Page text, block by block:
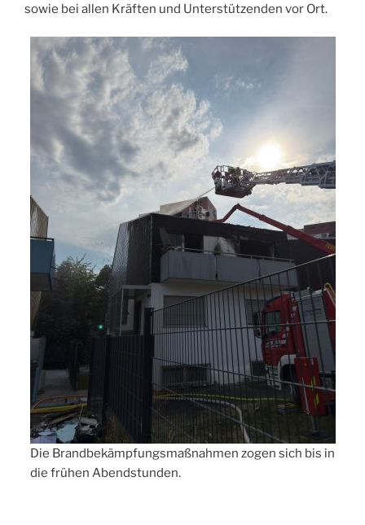
sowie bei allen Kräften und Unterstützenden vor Ort.
Die Brandbekämpfungsmaßnahmen zogen sich bis in
die frühen Abendstunden.